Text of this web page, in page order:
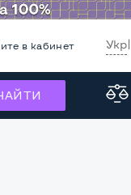
в кабинет Укр|